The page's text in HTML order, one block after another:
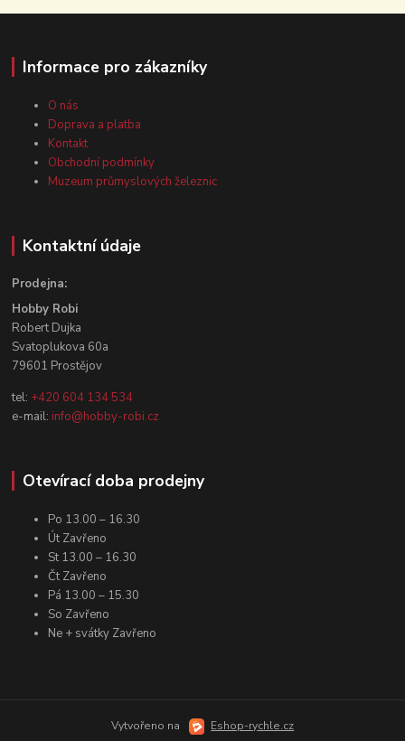
Informace pro zákazníky
O nás
Doprava a platba
Kontakt
Obchodní podmínky
Muzeum průmyslových železnic
Kontaktní údaje
Prodejna:
Hobby Robi
Robert Dujka
Svatoplukova 60a
79601 Prostějov
tel: +420 604 134 534
e-mail: info@hobby-robi.cz
Otevírací doba prodejny
Po 13.00 – 16.30
Út Zavřeno
St 13.00 – 16.30
Čt Zavřeno
Pá 13.00 – 15.30
So Zavřeno
Ne + svátky Zavřeno
Vytvořeno na Eshop-rychle.cz